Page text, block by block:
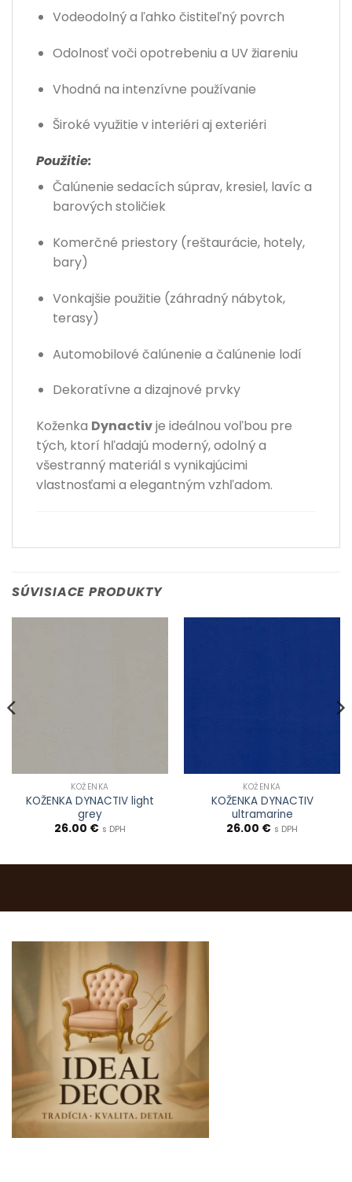
Vodeodolný a ľahko čistiteľný povrch
Odolnosť voči opotrebeniu a UV žiareniu
Vhodná na intenzívne používanie
Široké využitie v interiéri aj exteriéri
Použitie:
Čalúnenie sedacích súprav, kresiel, lavíc a
barových stoličiek
Komerčné priestory (reštaurácie, hotely,
bary)
Vonkajšie použitie (záhradný nábytok,
terasy)
Automobilové čalúnenie a čalúnenie lodí
Dekoratívne a dizajnové prvky
Koženka Dynactivje ideálnou voľbou pre
tých, ktorí hľadajú moderný, odolný a
všestranný materiál s vynikajúcimi
vlastnosťami a elegantným vzhľadom.
SÚVISIACE PRODUKTY
KOŽENKA
KOŽENKA DYNACTIV light
grey
26.00 € s DPH
KOŽENKA
KOŽENKA DYNACTIV
ultramarine
26.00 € s DPH